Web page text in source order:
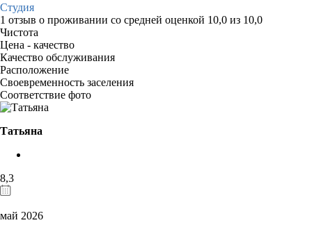
Студия
1 отзыв о проживании со средней оценкой 10,0 из 10,0
Чистота
Цена - качество
Качество обслуживания
Расположение
Своевременность заселения
Соответствие фото
Татьяна
8,3
май 2026